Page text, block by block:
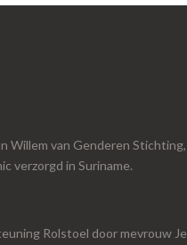
Willem van Genderen Stichting,
verzorgd in Suriname.
Rolstoel door mevrouw